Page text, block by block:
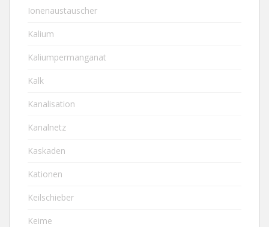
Ionenaustauscher
Kalium
Kaliumpermanganat
Kalk
Kanalisation
Kanalnetz
Kaskaden
Kationen
Keilschieber
Keime